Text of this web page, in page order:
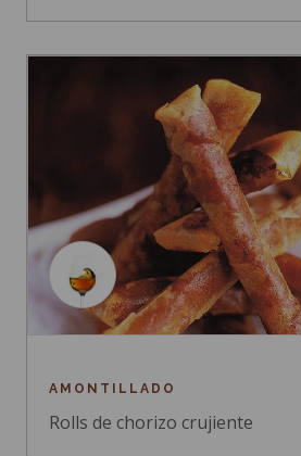
AMONTILLADO
Rolls de chorizo crujiente